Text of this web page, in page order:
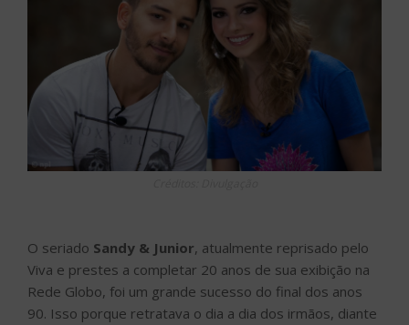
O seriado Sandy & Junior, atualmente reprisado pelo
Viva e prestes a completar 20 anos de sua exibição na
Rede Globo, foi um grande sucesso do final dos anos
90. Isso porque retratava o dia a dia dos irmãos, diante